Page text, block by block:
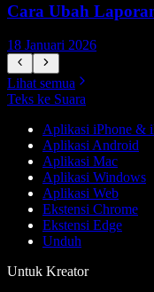
Cara Ubah
18 Januari 2026
Lihat semua
Teks ke Suara
Aplikasi iPhone &
Aplikasi Android
Aplikasi Mac
Aplikasi Windows
Aplikasi Web
Ekstensi Chrome
Ekstensi Edge
Unduh
Untuk Kreator